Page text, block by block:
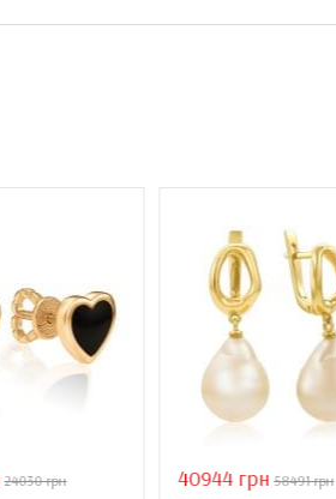
24030 грн 40944 грн 58491 грн